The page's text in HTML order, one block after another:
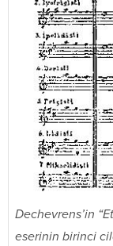
Dechevrens’in
eserinin birinci